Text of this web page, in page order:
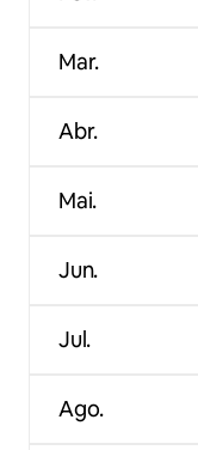
Mar.
Abr.
Mai.
Jun.
Jul.
Ago.